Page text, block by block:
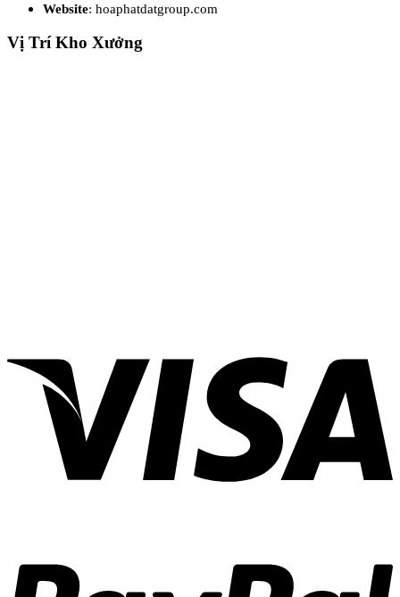
Website: hoaphatdatgroup.com
Vị Trí Kho Xưởng